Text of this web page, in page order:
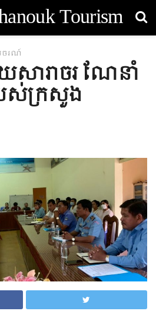
ចរណ៍
យសារាចរ ណែនាំ
ស់ក្រសួង